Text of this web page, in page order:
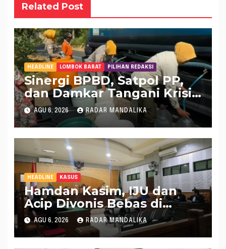
Related Post
HEADLINE LOMBOK BARAT PILIHAN REDAKSI
Sinergi BPBD, Satpol PP,
dan Damkar Tangani Krisis
Air Bersih di Lobar
AGU 6, 2026 RADAR MANDALIKA
HEADLINE KASUS
Hamdan Kasim, IJU dan
Acip Divonis Bebas di
Kasus Dugaan Gratifikasi
DPRD NTB, Kuasa Hukum:
Putusan Bersifat Final
AGU 6, 2026 RADAR MANDALIKA